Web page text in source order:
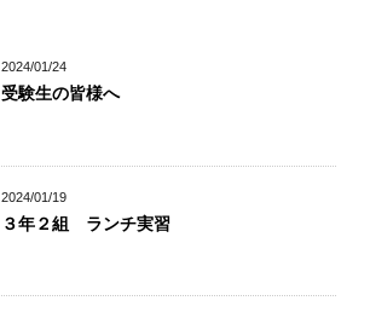
2024/01/24
受験生の皆様へ
2024/01/19
３年２組 ランチ実習